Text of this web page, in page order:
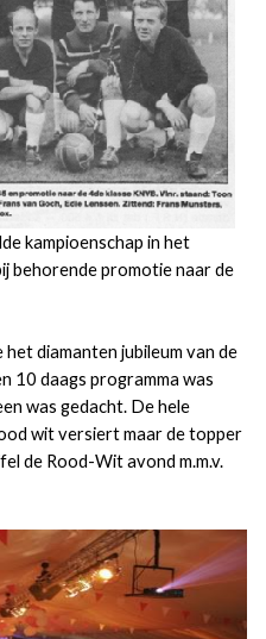
kampioenschap in het
behorende promotie naar de
diamanten jubileum van de
10 daags programma was
was gedacht. De hele
wit versiert maar de topper
de Rood-Wit avond m.m.v.